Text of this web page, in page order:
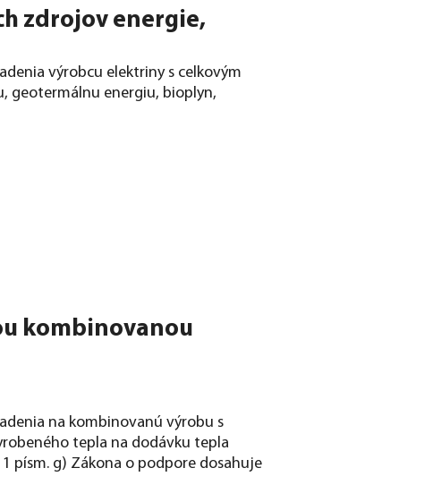
zdrojov energie,
výrobcu elektriny s celkovým
geotermálnu energiu, bioplyn,
kombinovanou
na kombinovanú výrobu s
tepla na dodávku tepla
písm. g) Zákona o podpore dosahuje